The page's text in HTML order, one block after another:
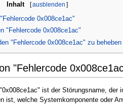
Inhalt [ausblenden ]
0x008ce1ac"
"Fehlercode 0x008ce1ac"
"Fehlercode 0x008ce1ac" zu beheben
"Fehlercode
ist der Störungsname, der
ist, welche Systemkomponente oder
Datei